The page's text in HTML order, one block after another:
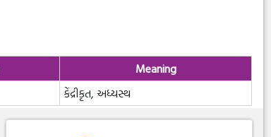
Meaning
કેંદ્રીકૃત, અધ્યસ્થ